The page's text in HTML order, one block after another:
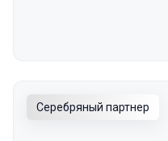
Серебряный партнер